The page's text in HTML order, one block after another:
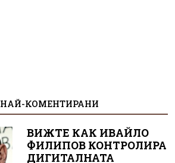
НАЙ-КОМЕНТИРАНИ
ВИЖТЕ КАК ИВАЙЛО
ФИЛИПОВ КОНТРОЛИРА
ДИГИТАЛНАТА